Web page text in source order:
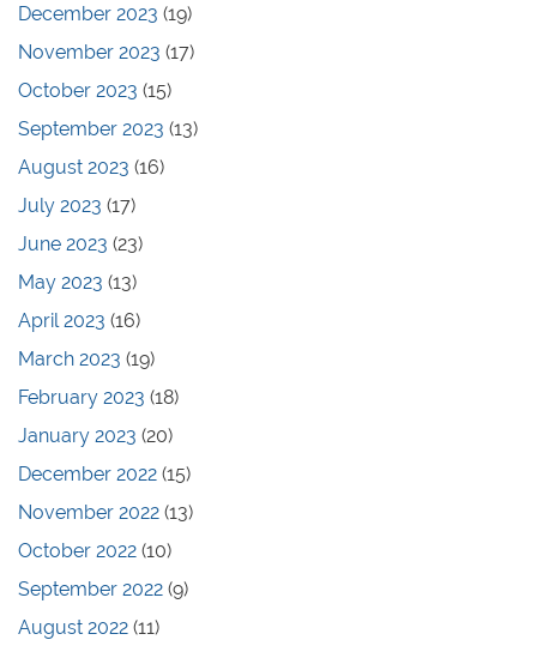
December 2023 (19)
November 2023 (17)
October 2023 (15)
September 2023 (13)
August 2023 (16)
July 2023 (17)
June 2023 (23)
May 2023 (13)
April 2023 (16)
March 2023 (19)
February 2023 (18)
January 2023 (20)
December 2022 (15)
November 2022 (13)
October 2022 (10)
September 2022 (9)
August 2022 (11)